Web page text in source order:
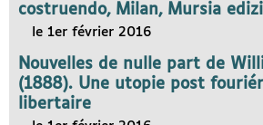
costruendo, Milan, Mursia
le 1er février 2016
Nouvelles de nulle part de
(1888). Une utopie post
libertaire